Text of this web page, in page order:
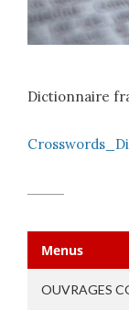
Dictionnaire
Menus
OUVRAGES